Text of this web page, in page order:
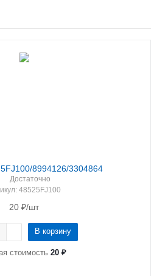
8994126/3304864
Достаточно
: 48525FJ100
20 ₽/шт
В корзину
стоимость 20 ₽